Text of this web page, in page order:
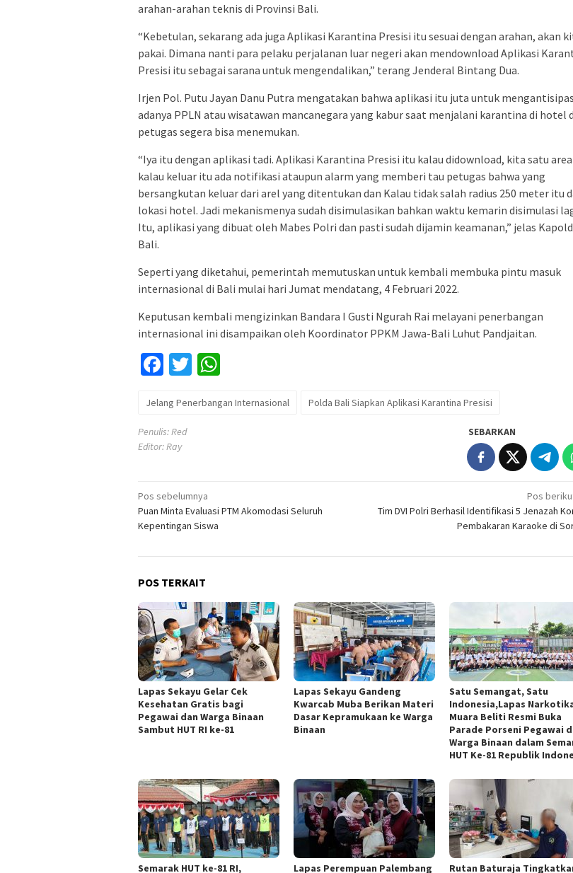
arahan-arahan teknis di Provinsi Bali.
“Kebetulan, sekarang ada juga Aplikasi Karantina Presisi itu sesuai dengan arahan, akan
pakai. Dimana nanti para pelaku perjalanan luar negeri akan mendownload Aplikasi
Presisi itu sebagai sarana untuk mengendalikan,” terang Jenderal Bintang Dua.
Irjen Pol. Putu Jayan Danu Putra mengatakan bahwa aplikasi itu juta untuk
adanya PPLN atau wisatawan mancanegara yang kabur saat menjalani karantina di hotel
petugas segera bisa menemukan.
“Iya itu dengan aplikasi tadi. Aplikasi Karantina Presisi itu kalau didownload, kita satu
kalau keluar itu ada notifikasi ataupun alarm yang memberi tau petugas bahwa yang
bersangkutan keluar dari arel yang ditentukan dan Kalau tidak salah radius 250 meter itu
lokasi hotel. Jadi mekanismenya sudah disimulasikan bahkan waktu kemarin disimulasi
Itu, aplikasi yang dibuat oleh Mabes Polri dan pasti sudah dijamin keamanan,” jelas
Bali.
Seperti yang diketahui, pemerintah memutuskan untuk kembali membuka pintu masuk
internasional di Bali mulai hari Jumat mendatang, 4 Februari 2022.
Keputusan kembali mengizinkan Bandara I Gusti Ngurah Rai melayani penerbangan
internasional ini disampaikan oleh Koordinator PPKM Jawa-Bali Luhut Pandjaitan.
Facebook
Twitter
Jelang Penerbangan Internasional Polda Bali Siapkan Aplikasi Karantina Presisi
Penulis: Red
Editor: Ray
SEBARKAN
Navigasi
pos
Pos sebelumnya
Puan Minta Evaluasi PTM Akomodasi Seluruh
Kepentingan Siswa
Pos
Tim DVI Polri Berhasil Identifikasi 5 Jenazah
Pembakaran Karaoke di
POS TERKAIT
Lapas Sekayu Gelar Cek
Kesehatan Gratis bagi
Pegawai dan Warga Binaan
Sambut HUT RI ke-81
Lapas Sekayu Gandeng
Kwarcab Muba Berikan Materi
Dasar Kepramukaan ke Warga
Binaan
Satu Semangat, Satu
Indonesia,Lapas
Muara Beliti Resmi Buka
Parade Porseni Pegawai
Warga Binaan dalam
HUT Ke-81 Republik
Semarak HUT ke-81 RI,
Lapas Perempuan Palembang
Rutan Baturaja